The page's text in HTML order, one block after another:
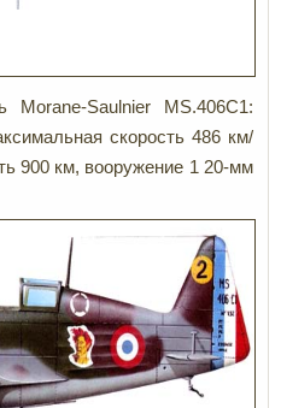
Morane-Saulnier MS.406C1:
скорость 486 км/
900 км, вооружение 1 20-мм